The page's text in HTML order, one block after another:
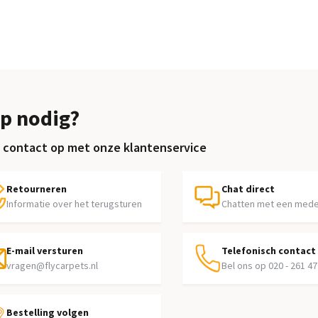
nodig?
contact op met onze klantenservice
Retourneren
Informatie over het terugsturen
Chat direct
Chatten met een
E-mail versturen
vragen@flycarpets.nl
Telefonisch contact
Bel ons op 020 - 261
Bestelling volgen